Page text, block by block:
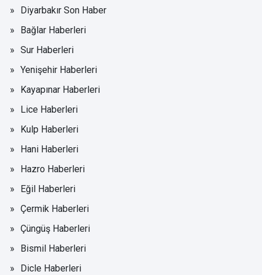
Diyarbakır Son Haber
Bağlar Haberleri
Sur Haberleri
Yenişehir Haberleri
Kayapınar Haberleri
Lice Haberleri
Kulp Haberleri
Hani Haberleri
Hazro Haberleri
Eğil Haberleri
Çermik Haberleri
Çüngüş Haberleri
Bismil Haberleri
Dicle Haberleri